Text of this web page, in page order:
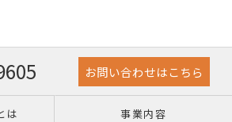
お問い合わせはこちら
は 事業内容